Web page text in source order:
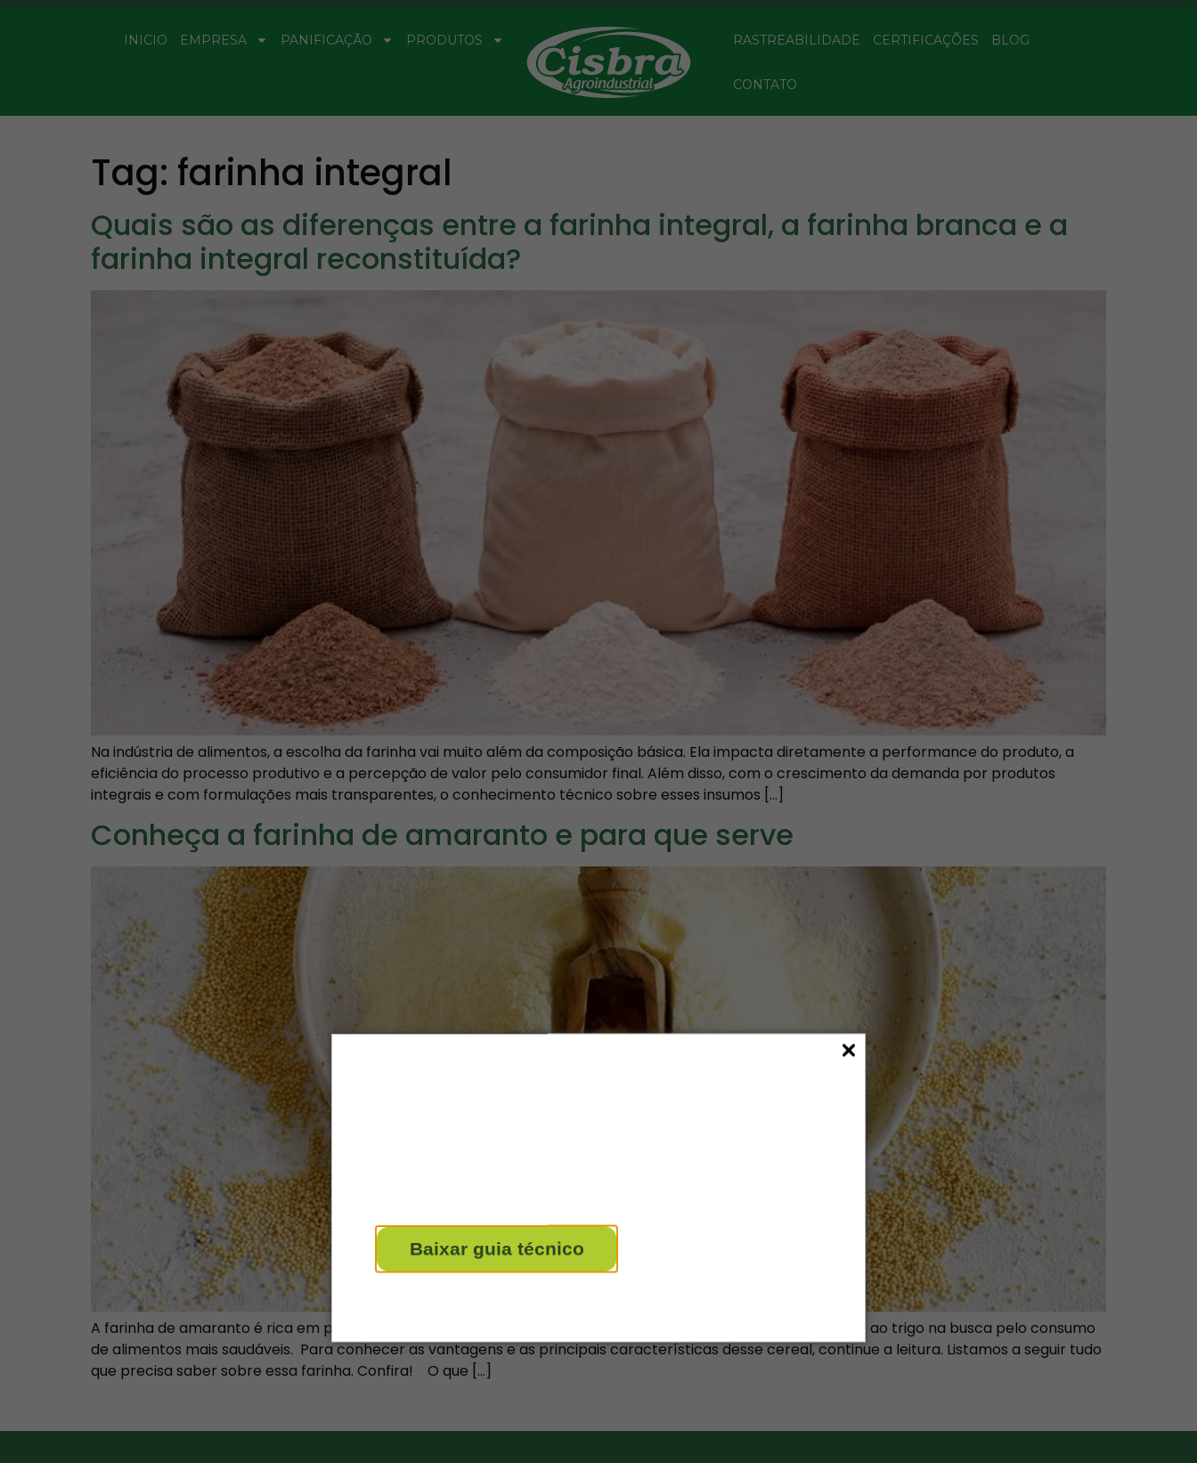
Baixar guia técnico
INICIO EMPRESA PANIFICAÇÃO PRODUTOS RASTREABILIDADE CERTIFICAÇÕES BLOG
CONTATO
Tag: farinha integral
Quais são as diferenças entre a farinha integral, a farinha branca e a
farinha integral reconstituída?
Na indústria de alimentos, a escolha da farinha vai muito além da composição básica. Ela impacta diretamente a performance do produto, a
eficiência do processo produtivo e a percepção de valor pelo consumidor final. Além disso, com o crescimento da demanda por produtos
integrais e com formulações mais transparentes, o conhecimento técnico sobre esses insumos […]
Conheça a farinha de amaranto e para que serve
A farinha de amaranto é rica em propriedades nutricionais. Por isso, tende a ser muito utilizada em substituição ao trigo na busca pelo consumo
de alimentos mais saudáveis. Para conhecer as vantagens e as principais características desse cereal, continue a leitura. Listamos a seguir tudo
que precisa saber sobre essa farinha. Confira! O que […]